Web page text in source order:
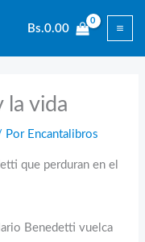
Bs.0.00
la vida
Por Encantalibros
que perduran en el
Benedetti vuelca